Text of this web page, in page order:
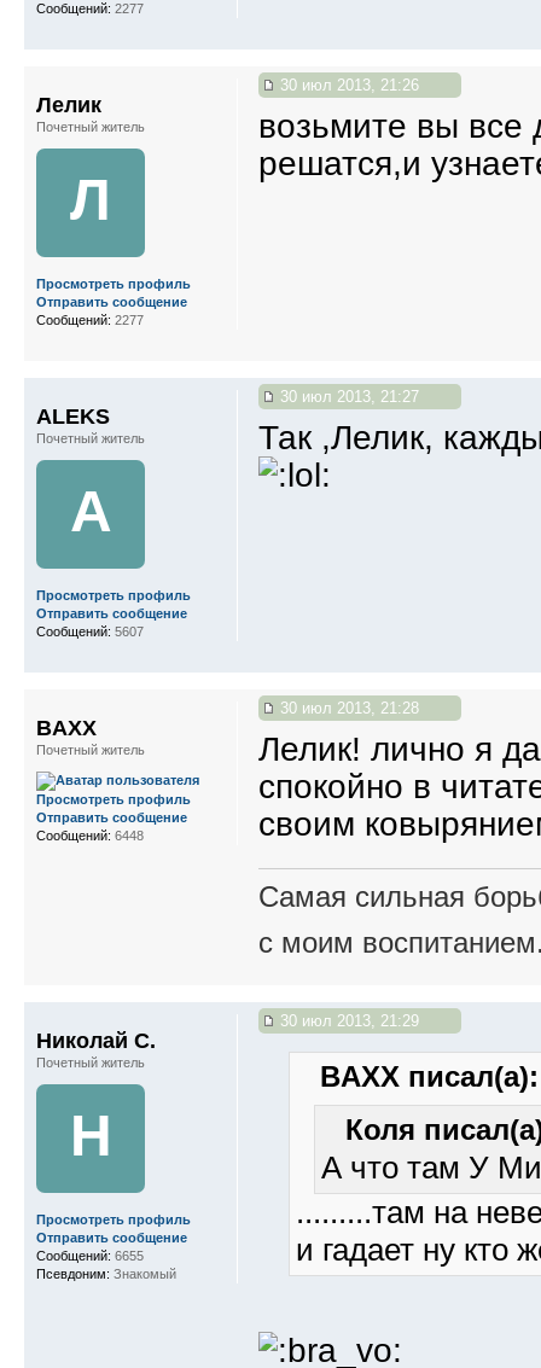
Сообщений: 2277
30 июл 2013, 21:26
возьмите вы все
решатся,и
Лелик
Почетный житель
Л
Просмотреть профиль
Отправить сообщение
Сообщений: 2277
30 июл 2013, 21:27
Так ,Лелик,
ALEKS
Почетный житель
A
Просмотреть профиль
Отправить сообщение
Сообщений: 5607
30 июл 2013, 21:28
Лелик! лично я
спокойно в
своим
Самая сильная
с моим
BAXX
Почетный житель
Просмотреть профиль
Отправить сообщение
Сообщений: 6448
30 июл 2013, 21:29
BAXX писал(а):
Коля
А что там У
.........там на
и гадает ну кто
Николай С.
Почетный житель
Н
Просмотреть профиль
Отправить сообщение
Сообщений: 6655
Псевдоним: Знакомый